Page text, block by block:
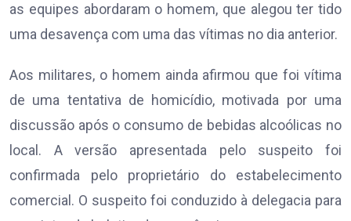
as equipes abordaram o homem, que alegou ter tido
uma desavença com uma das vítimas no dia anterior.
Aos militares, o homem ainda afirmou que foi vítima
de uma tentativa de homicídio, motivada por uma
discussão após o consumo de bebidas alcoólicas no
local. A versão apresentada pelo suspeito foi
confirmada pelo proprietário do estabelecimento
comercial. O suspeito foi conduzido à delegacia para